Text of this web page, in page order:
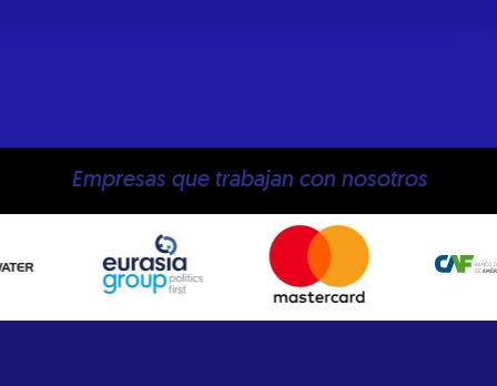
Empresas que trabajan con nosotros